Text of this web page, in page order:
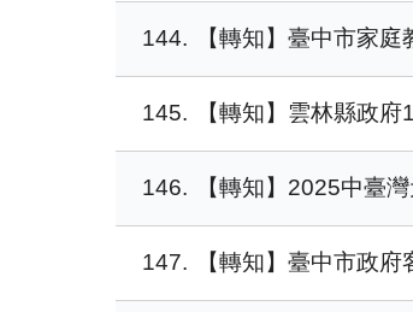
144 【轉知】臺中市家
145 【轉知】雲林縣政
146 【轉知】2025中臺
147 【轉知】臺中市政